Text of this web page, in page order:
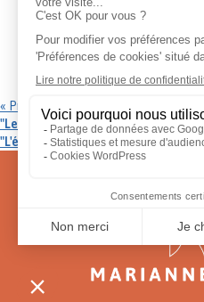
Les taxes sur les
la vie
Avec le respect de
« Previous post
"Les comités Théodule" Next post »
"L'éducation citoyenne"